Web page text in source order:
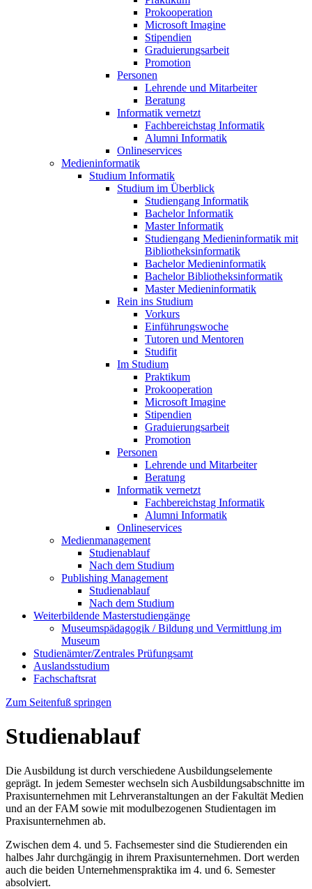
Prokooperation
Microsoft Imagine
Stipendien
Graduierungsarbeit
Promotion
Personen
Lehrende und Mitarbeiter
Beratung
Informatik vernetzt
Fachbereichstag Informatik
Alumni Informatik
Onlineservices
Medieninformatik
Studium Informatik
Studium im Überblick
Studiengang Informatik
Bachelor Informatik
Master Informatik
Studiengang Medieninformatik mit
Bibliotheksinformatik
Bachelor Medieninformatik
Bachelor Bibliotheksinformatik
Master Medieninformatik
Rein ins Studium
Vorkurs
Einführungswoche
Tutoren und Mentoren
Studifit
Im Studium
Praktikum
Prokooperation
Microsoft Imagine
Stipendien
Graduierungsarbeit
Promotion
Personen
Lehrende und Mitarbeiter
Beratung
Informatik vernetzt
Fachbereichstag Informatik
Alumni Informatik
Onlineservices
Medienmanagement
Studienablauf
Nach dem Studium
Publishing Management
Studienablauf
Nach dem Studium
Weiterbildende Masterstudiengänge
Museumspädagogik / Bildung und Vermittlung im
Museum
Studienämter/Zentrales Prüfungsamt
Auslandsstudium
Fachschaftsrat
Zum Seitenfuß springen
Studienablauf
Die Ausbildung ist durch verschiedene Ausbildungselemente
geprägt. In jedem Semester wechseln sich Ausbildungsabschnitte im
Praxisunternehmen mit Lehrveranstaltungen an der Fakultät Medien
und an der FAM sowie mit modulbezogenen Studientagen im
Praxisunternehmen ab.
Zwischen dem 4. und 5. Fachsemester sind die Studierenden ein
halbes Jahr durchgängig in ihrem Praxisunternehmen. Dort werden
auch die beiden Unternehmenspraktika im 4. und 6. Semester
absolviert.